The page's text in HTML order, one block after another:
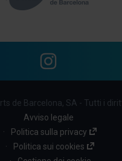
de Barcelona, SA - Tutti i
Avviso legale
Politica sulla privacy
Politica sui cookies